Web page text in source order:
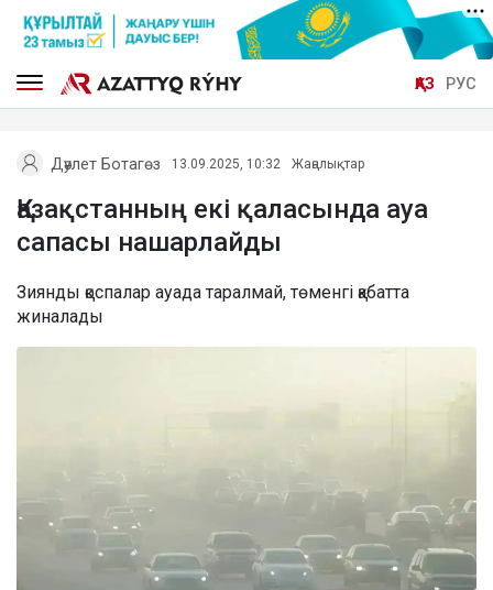
ҚАЗ РУС
Дәулет Ботагөз 13.09.2025, 10:32 Жаңалықтар
Қазақстанның екі қаласында ауа
сапасы нашарлайды
Зиянды қоспалар ауада таралмай, төменгі қабатта
жиналады